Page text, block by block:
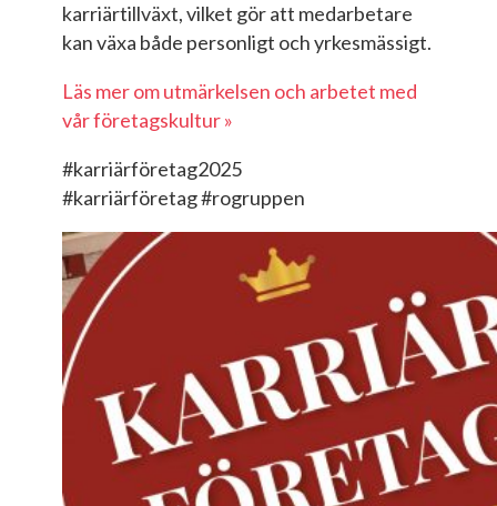
karriärtillväxt, vilket gör att medarbetare
kan växa både personligt och yrkesmässigt.
Läs mer om utmärkelsen och arbetet med
vår företagskultur »
#karriärföretag2025
#karriärföretag#rogruppen